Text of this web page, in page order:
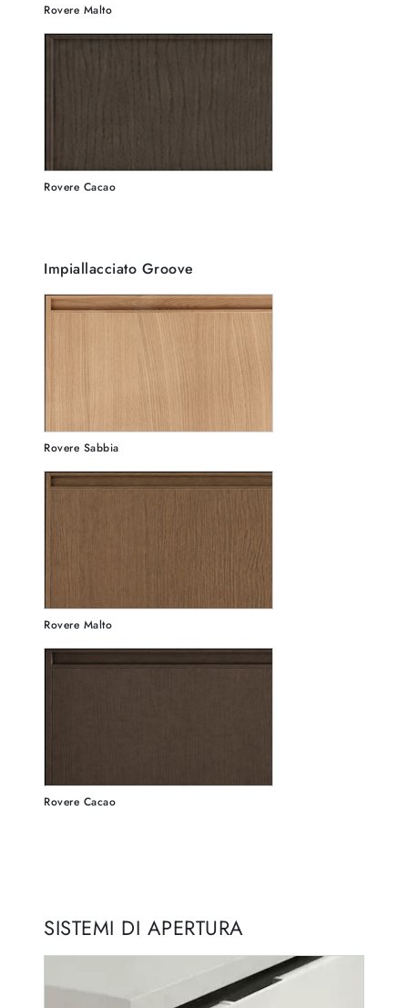
Rovere Malto
Rovere Cacao
Impiallacciato Groove
Rovere Sabbia
Rovere Malto
Rovere Cacao
SISTEMI DI APERTURA